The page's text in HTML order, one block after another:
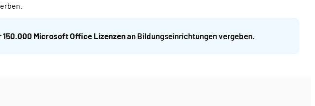
150.000 Microsoft Office Lizenzenan Bildungseinrichtungen vergeben.